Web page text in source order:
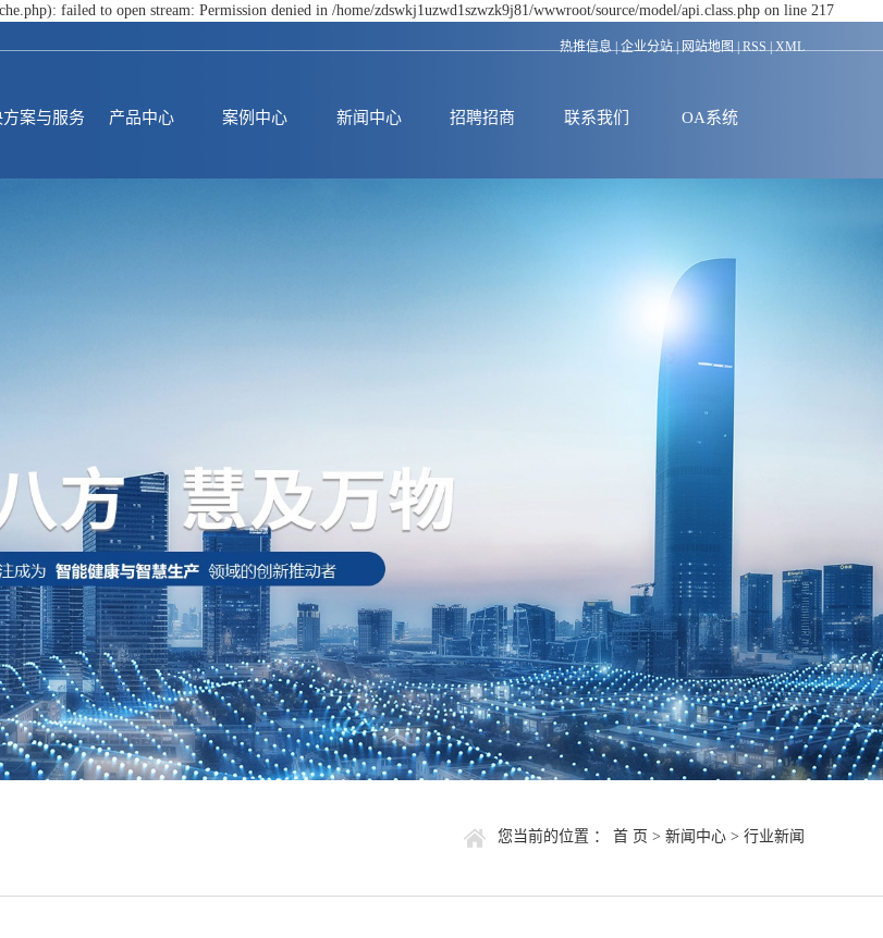
failed to open stream: Permission denied in /home/zdswkj1uzwd1szwzk9j81/wwwroot/source/model/api.class.php on line 217
热推信息|企业分站|网站地图|RSS|XML
方案与服务 产品中心 案例中心 新闻中心 招聘招商 联系我们 OA系统
您当前的位置 ： 首 页 > 新闻中心 > 行业新闻